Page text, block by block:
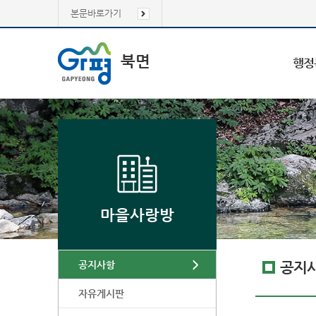
본문바로가기
북면 행
마을사랑방
공지사항
자유게시판
공지